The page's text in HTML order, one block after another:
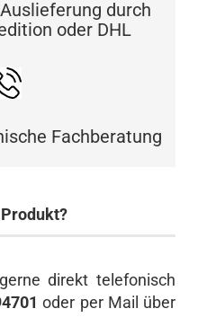
durch
oder DHL
Fachberatung
direkt telefonisch
oder per Mail über